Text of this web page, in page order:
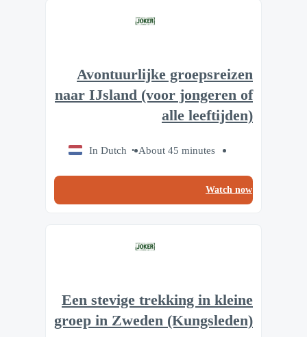
Avontuurlijke groepsreizen
naar IJsland (voor jongeren of
alle leeftijden)
About 45 minutes
In Dutch
Watch now
Een stevige trekking in kleine
groep in Zweden (Kungsleden)